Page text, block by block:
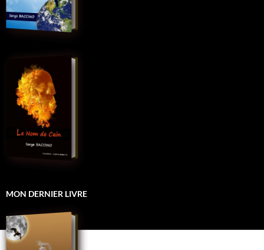
MON DERNIER LIVRE